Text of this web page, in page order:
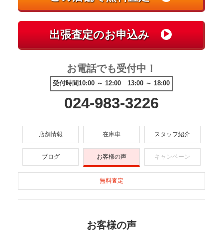
お電話でも受付中！
受付時間10:00 ～ 12:00 13:00 ～ 18:00
024-983-3226
店舗情報 在庫車 スタッフ紹介
ブログ お客様の声 キャンペーン
無料査定
お客様の声